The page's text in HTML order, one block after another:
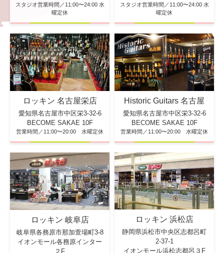
スタジオ営業時間／11:00〜24:00 水
曜定休
スタジオ営業時間／11:00〜24:00 水
曜定休
ロッキン 名古屋栄店
愛知県名古屋市中区栄3-32-6
BECOME SAKAE 10F
営業時間／11:00〜20:00 水曜定休
Historic Guitars 名古屋
愛知県名古屋市中区栄3-32-6
BECOME SAKAE 10F
営業時間／11:00〜20:00 水曜定休
ロッキン 岐阜店
岐阜県各務原市那加萱場町3-8
イオンモール各務原インター
２F
ロッキン 浜松店
静岡県浜松市中央区志都呂町
2-37-1
イオンモール浜松志都呂３F